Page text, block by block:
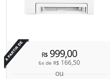
Por
R$999,00
6x de R$ 166,50
ou